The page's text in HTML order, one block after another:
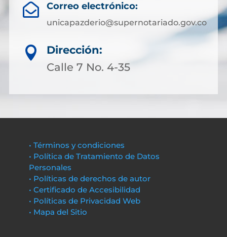
 Correo electrónico:
unicapazderio@supernotariado.gov.co

Dirección:
Calle 7 No. 4-35
• Términos y condiciones
• Política de Tratamiento de Datos
Personales
• Políticas de derechos de autor
• Certificado de Accesibilidad
• Políticas de Privacidad Web
• Mapa del Sitio